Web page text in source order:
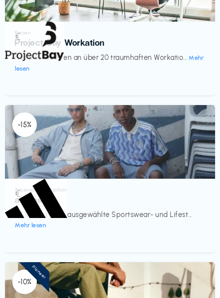
Reisen
Project Bay Workation
flexibles Arbeiten an über 20 traumhaften Workatio... Mehr
lesen
€‎
-15%
Accessoires & Fashion
adidas
-15% Rabatt auf ausgewählte Sportswear- und Lifest...
Mehr lesen
€‎
-10%
Pioneer